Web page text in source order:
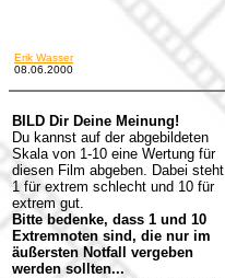
Erik Wasser
08.06.2000
BILD Dir Deine Meinung!
Du kannst auf der abgebildeten
Skala von 1-10 eine Wertung für
diesen Film abgeben. Dabei steht
1 für extrem schlecht und 10 für
extrem gut.
Bitte bedenke, dass 1 und 10
Extremnoten sind, die nur im
äußersten Notfall vergeben
werden sollten...